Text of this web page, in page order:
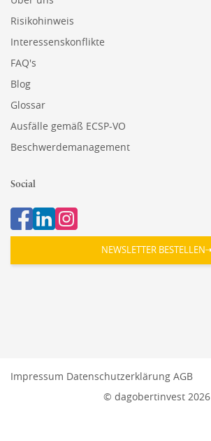
Risikohinweis
Interessenskonflikte
FAQ's
Blog
Glossar
Ausfälle gemäß ECSP-VO
Beschwerdemanagement
Social
NEWSLETTER BESTELLEN
© dagobertinvest 2026
Impressum Datenschutzerklärung AGB